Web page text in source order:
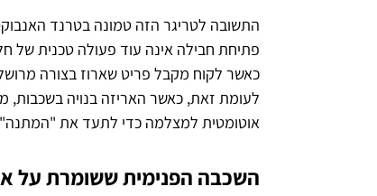
פתיחת חבילה אינה עוד פעולה טכנית של
כאשר לקוח מקבל פריט שארוז בצורה
לעומת זאת, כאשר האריזה בנויה בשכבות,
אוטומטית למצלמה כדי לתעד את
השכבה הפנימית ששומרת על